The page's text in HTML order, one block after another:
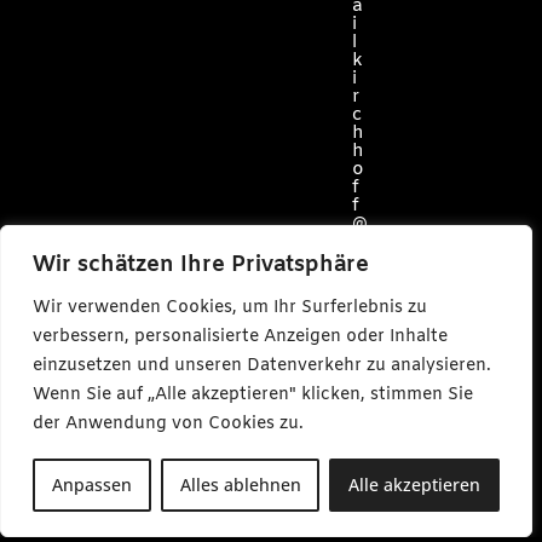
Wir schätzen Ihre Privatsphäre
Wir verwenden Cookies, um Ihr Surferlebnis zu
verbessern, personalisierte Anzeigen oder Inhalte
einzusetzen und unseren Datenverkehr zu analysieren.
Wenn Sie auf „Alle akzeptieren" klicken, stimmen Sie
der Anwendung von Cookies zu.
Anpassen Alles ablehnen Alle akzeptieren
a
i
l
k
i
r
c
h
h
o
f
f
@
a
l
m
a
e
s
m
i
a
.
d
e